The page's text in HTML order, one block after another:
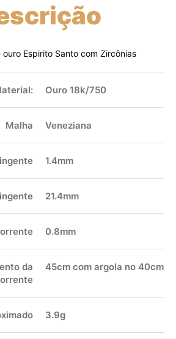
Espirito Santo com Zircônias
Ouro 18k/750
Malha Veneziana
1.4mm
21.4mm
0.8mm
da
45cm com argola no 40cm
3.9g